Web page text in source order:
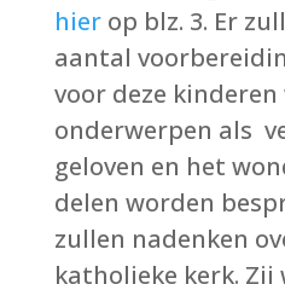
hierop blz. 3. Er
aantal
voor deze
onderwerpen als
geloven en het
delen worden
zullen nadenken
katholieke kerk.